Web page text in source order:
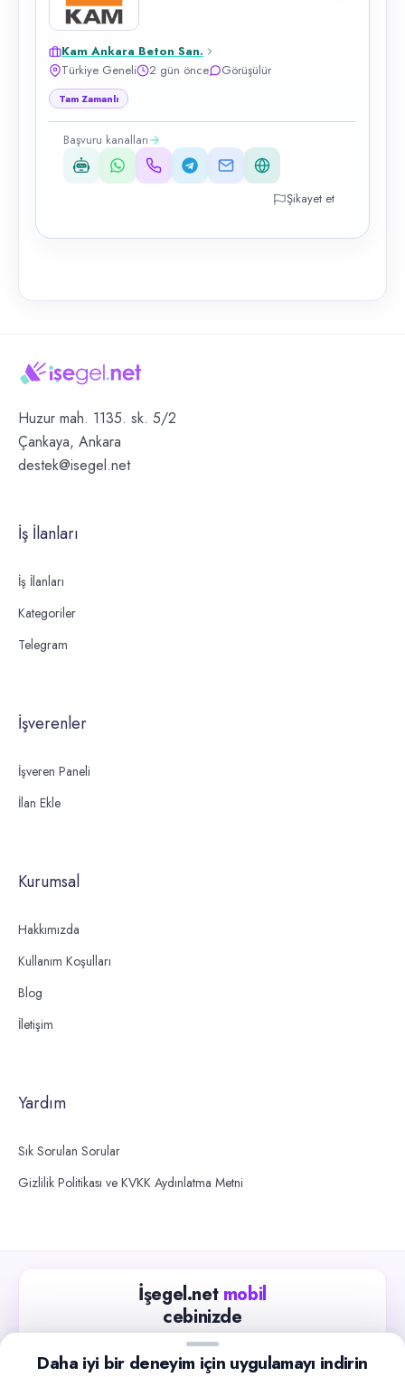
Kam Ankara Beton San.
Türkiye Geneli
2 gün önce Görüşülür
Tam Zamanlı
Başvuru kanalları
Şikayet et
Huzur mah. 1135. sk. 5/2
Çankaya, Ankara
destek@isegel.net
İş İlanları
İş İlanları
Kategoriler
Telegram
İşverenler
İşveren Paneli
İlan Ekle
Kurumsal
Hakkımızda
Kullanım Koşulları
Blog
İletişim
Yardım
Sık Sorulan Sorular
Gizlilik Politikası ve KVKK Aydınlatma Metni
İşegel.net mobil
cebinizde
Güncel iş ilanlarını takip edin, işverenlerle hızlıca
Daha iyi bir deneyim için uygulamayı indirin